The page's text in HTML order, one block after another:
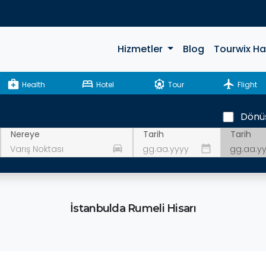
Hizmetler Blog Tourwix
medical_services Health bed Hotel attractions Tour flight Flight
Nereye
drive_eta
Tarih
date_range
Tarih
İstanbulda Rumeli Hisarı